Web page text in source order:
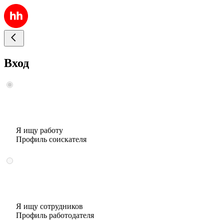
Вход
Я ищу работу
Профиль соискателя
Я ищу сотрудников
Профиль работодателя